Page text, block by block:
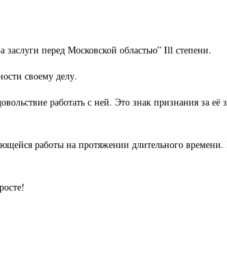
перед Московской областью” Ill степени.
своему делу.
работать с ней. Это знак признания за
работы на протяжении длительного